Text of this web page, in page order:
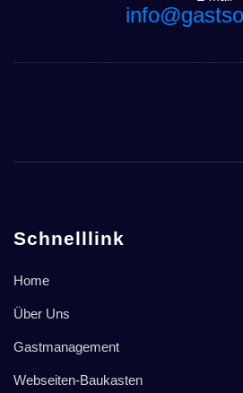
Schnelllink
Home
Über Uns
Gastmanagement
Webseiten-Baukasten